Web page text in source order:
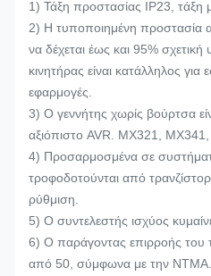
1) Τάξη προστασίας IP23, τάξη
2) Η τυποποιημένη προστασία
να δέχεται έως και 95% σχετική
κινητήρας είναι κατάλληλος για
εφαρμογές.
3) Ο γεννήτης χωρίς βούρτσα
αξιόπιστο AVR. MX321,
4) Προσαρμοσμένα σε
τροφοδοτούνται από
ρύθμιση.
5) Ο συντελεστής ισχύος
6) Ο παράγοντας επιρροής του
από 50, σύμφωνα με την NTMA.